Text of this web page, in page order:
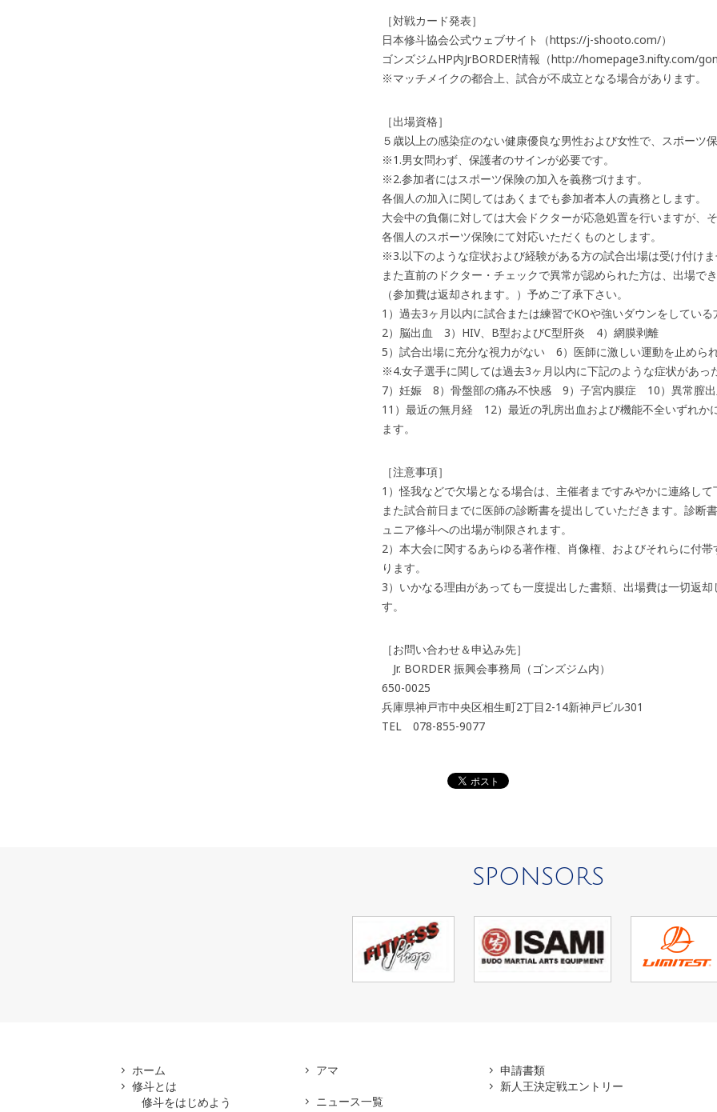
［対戦カード発表］
日本修斗協会公式ウェブサイト（https://j-shooto.com/）
ゴンズジムHP内JrBORDER情報（http://homepage3.nifty.com/
※マッチメイクの都合上、試合が不成立となる場合があります。
［出場資格］
５歳以上の感染症のない健康優良な男性および女性で、スポーツ
※1.男女問わず、保護者のサインが必要です。
※2.参加者にはスポーツ保険の加入を義務づけます。
各個人の加入に関してはあくまでも参加者本人の責務とします。
大会中の負傷に対しては大会ドクターが応急処置を行いますが、
各個人のスポーツ保険にて対応いただくものとします。
※3.以下のような症状および経験がある方の試合出場は受け付けま
また直前のドクター・チェックで異常が認められた方は、出場でき
（参加費は返却されます。）予めご了承下さい。
1）過去3ヶ月以内に試合または練習でKOや強いダウンをしている
2）脳出血 3）HIV、B型およびC型肝炎 4）網膜剥離
5）試合出場に充分な視力がない 6）医師に激しい運動を止めら
※4.女子選手に関しては過去3ヶ月以内に下記のような症状があっ
7）妊娠 8）骨盤部の痛み不快感 9）子宮内膜症 10）異常膣出
11）最近の無月経 12）最近の乳房出血および機能不全いずれか
ます。
［注意事項］
1）怪我などで欠場となる場合は、主催者まですみやかに連絡して
また試合前日までに医師の診断書を提出していただきます。診断
ュニア修斗への出場が制限されます。
2）本大会に関するあらゆる著作権、肖像権、およびそれらに付
ります。
3）いかなる理由があっても一度提出した書類、出場費は一切返
す。
［お問い合わせ＆申込み先］
Jr. BORDER 振興会事務局（ゴンズジム内）
650-0025
兵庫県神戸市中央区相生町2丁目2-14新神戸ビル301
TEL 078-855-9077
SPONSORS
ホーム
修斗とは
修斗をはじめよう
アマ
ニュース一覧
申請書類
新人王決定戦エントリー